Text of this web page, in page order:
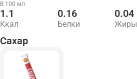
В 100 мл
1.1
Ккал
0.16
Белки
0.04
Жиры
Сахар